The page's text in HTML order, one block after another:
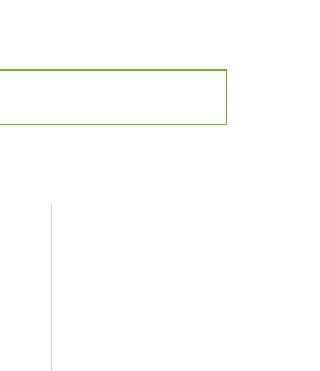
店人気 当店人気